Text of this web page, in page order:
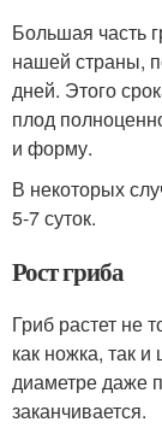
Большая часть
нашей страны,
дней. Этого
плод
и форму.
В некоторых
5-7 суток.
Рост гриба
Гриб растет не
как ножка, так
диаметре даже
заканчивается.